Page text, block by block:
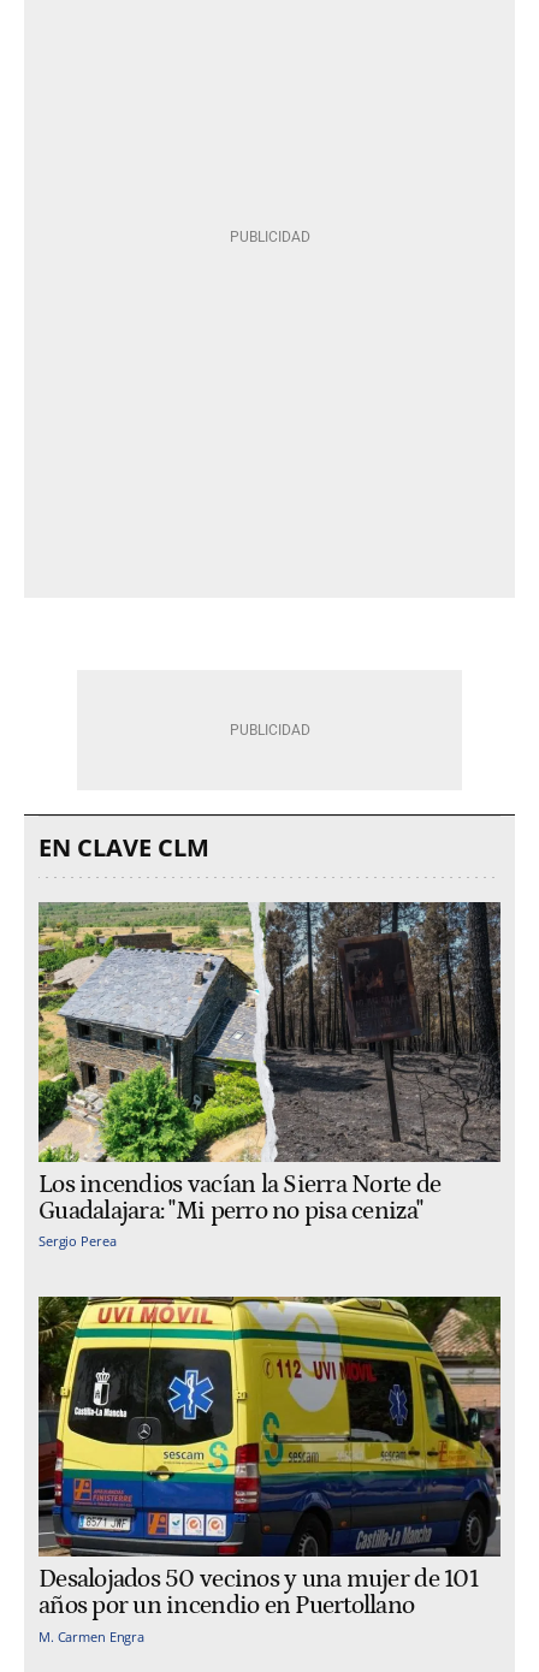
EN CLAVE CLM
Los incendios vacían la Sierra Norte de
Guadalajara: "Mi perro no pisa ceniza"
Sergio Perea
Desalojados 50 vecinos y una mujer de 101
años por un incendio en Puertollano
M. Carmen Engra